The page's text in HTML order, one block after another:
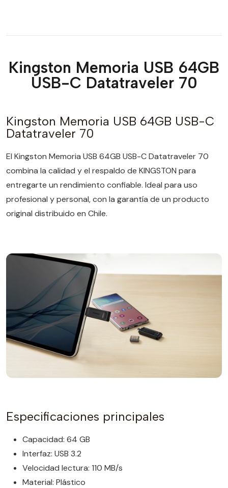
Kingston Memoria USB 64GB
USB-C Datatraveler 70
Kingston Memoria USB 64GB USB-C
Datatraveler 70
El Kingston Memoria USB 64GB USB-C Datatraveler 70
combina la calidad y el respaldo de KINGSTON para
entregarte un rendimiento confiable. Ideal para uso
profesional y personal, con la garantía de un producto
original distribuido en Chile.
Especificaciones principales
Capacidad: 64 GB
Interfaz: USB 3.2
Velocidad lectura: 110 MB/s
Material: Plástico